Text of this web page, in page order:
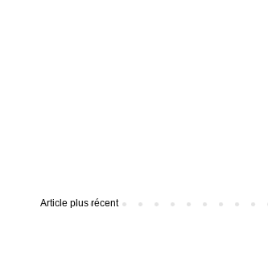
Article plus récent